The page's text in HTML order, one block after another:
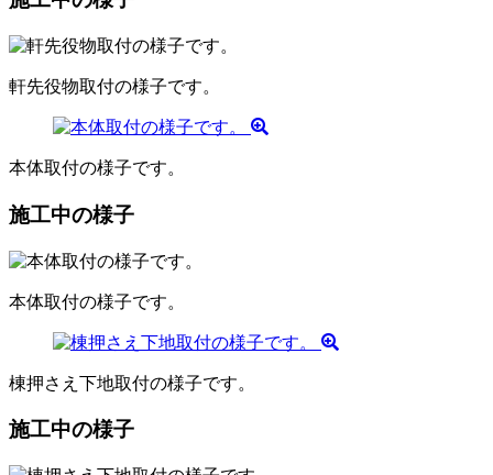
軒先役物取付の様子です。
本体取付の様子です。
施工中の様子
本体取付の様子です。
棟押さえ下地取付の様子です。
施工中の様子